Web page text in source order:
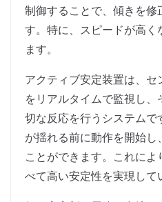
制御することで、傾きを修
す。特に、スピードが高く
ます。
アクティブ安定装置は、セ
をリアルタイムで監視し
切な反応を行うシステム
が揺れる前に動作を開始
ことができます。これに
べて高い安定性を実現して